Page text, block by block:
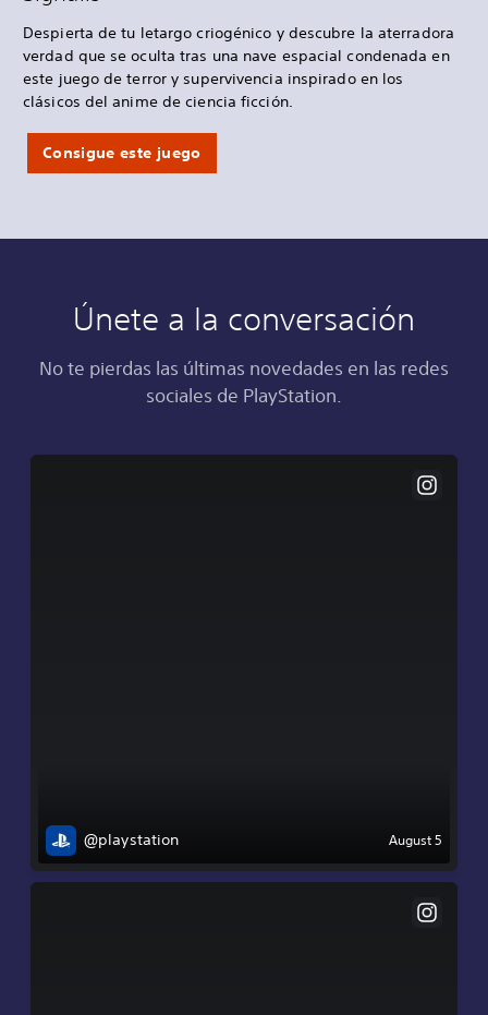
Despierta de tu letargo criogénico y descubre la aterradora
verdad que se oculta tras una nave espacial condenada en
este juego de terror y supervivencia inspirado en los
clásicos del anime de ciencia ficción.
Consigue este juego
Únete a la conversación
No te pierdas las últimas novedades en las redes
sociales de PlayStation.
@playstation August 5